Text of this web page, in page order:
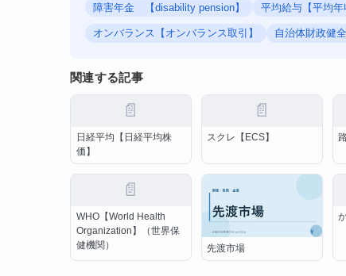
障害年金 【disability pension】 平均給与【平均年
オンバランス【オンバランス取引】 自治体財政健
関連する記事
📄
日経平均【日経平均株
価】
📄
スクレ【ECS】
📄
WHO【World Health
Organization】（世界保
健機関）
先渡市場